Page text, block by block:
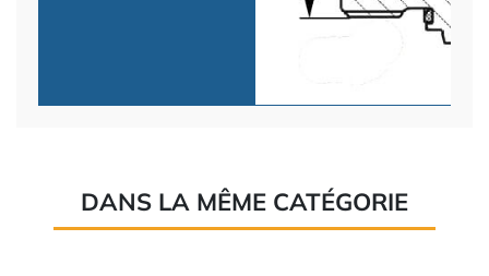
DANS LA MÊME CATÉGORIE